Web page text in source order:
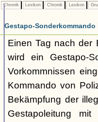
Chronik Lexikon Chronik Lexikon
Gestapo-
Einen Tag nach der
wird ein Gestapo-
Vorkommnissen
Kommando von
Bekämpfung der
Gestapoleitung